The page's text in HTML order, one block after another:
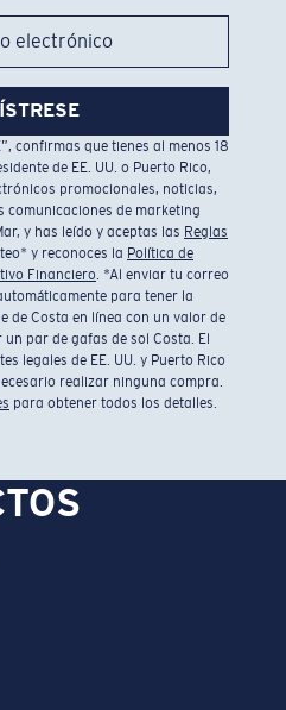
electrónico
confirmas que tienes al menos 18
de EE. UU. o Puerto Rico,
promocionales, noticias,
comunicaciones de marketing
y has leído y aceptas las Reglas
y reconoces la Política de
Financiero. *Al enviar tu correo
para tener la
de Costa en línea con un valor de
par de gafas de sol Costa. El
legales de EE. UU. y Puerto Rico
realizar ninguna compra.
para obtener todos los detalles.